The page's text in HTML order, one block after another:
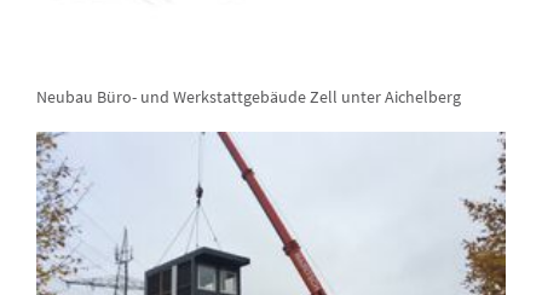
Neubau Büro- und Werkstattgebäude Zell unter Aichelberg